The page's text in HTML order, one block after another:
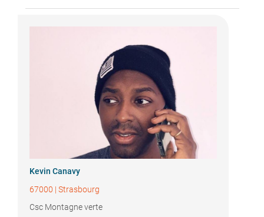
Kevin Canavy
67000 | Strasbourg
Csc Montagne verte